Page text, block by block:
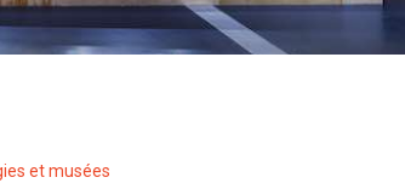
et musées